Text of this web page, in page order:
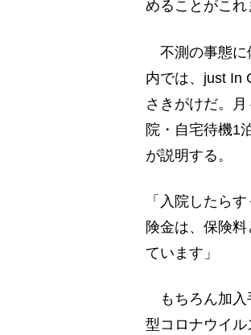
めることがこれ
不測の事態に
内では、just In
さきがけだ。
院・自宅待機1
が説明する。
「入院したら
険金は、保険
ています」
もちろん加入
型コロナウイ